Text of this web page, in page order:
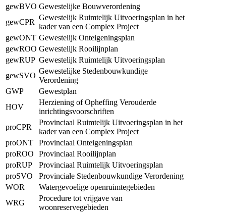
gewBVO Gewestelijke Bouwverordening
gewCPR
Gewestelijk Ruimtelijk Uitvoeringsplan in het
kader van een Complex Project
gewONT Gewestelijk Onteigeningsplan
gewROO Gewestelijk Rooilijnplan
gewRUP Gewestelijk Ruimtelijk Uitvoeringsplan
gewSVO
Gewestelijke Stedenbouwkundige
Verordening
GWP
Gewestplan
HOV
Herziening of Opheffing Verouderde
inrichtingsvoorschriften
proCPR
Provinciaal Ruimtelijk Uitvoeringsplan in het
kader van een Complex Project
proONT
Provinciaal Onteigeningsplan
proROO
Provinciaal Rooilijnplan
proRUP
Provinciaal Ruimtelijk Uitvoeringsplan
proSVO
Provinciale Stedenbouwkundige Verordening
WOR
Watergevoelige openruimtegebieden
WRG
Procedure tot vrijgave van
woonreservegebieden